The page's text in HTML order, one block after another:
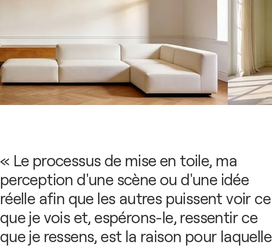
« Le processus de mise en toile, ma
perception d'une scène ou d'une idée
réelle afin que les autres puissent voir ce
que je vois et, espérons-le, ressentir ce
que je ressens, est la raison pour laquelle